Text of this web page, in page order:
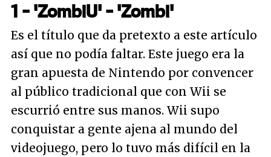
1 - 'ZombiU' - 'Zombi'
Es el título que da pretexto a este artículo
así que no podía faltar. Este juego era la
gran apuesta de Nintendo por convencer
al público tradicional que con Wii se
escurrió entre sus manos. Wii supo
conquistar a gente ajena al mundo del
videojuego, pero lo tuvo más difícil en la